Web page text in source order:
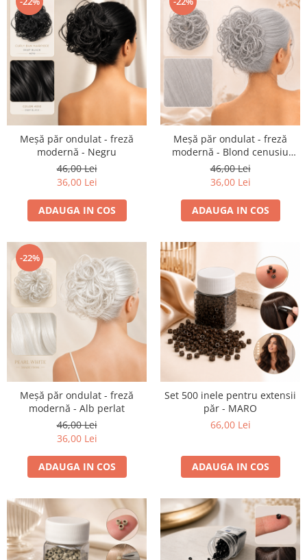
Meșă păr ondulat - freză
modernă - Negru
46,00 Lei
36,00 Lei
ADAUGA IN COS
Meșă păr ondulat - freză
modernă - Blond cenusiu
mediu
46,00 Lei
36,00 Lei
ADAUGA IN COS
-22%
Meșă păr ondulat - freză
modernă - Alb perlat
46,00 Lei
36,00 Lei
ADAUGA IN COS
Set 500 inele pentru extensii
păr - MARO
66,00 Lei
ADAUGA IN COS